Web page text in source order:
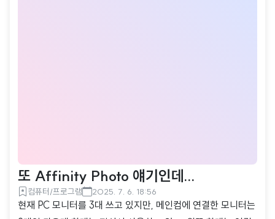
또 Affinity Photo 얘기인데...
컴퓨터/프로그램 2025. 7. 6. 18:56
현재 PC 모니터를 3대 쓰고 있지만, 메인컴에 연결한 모니터는